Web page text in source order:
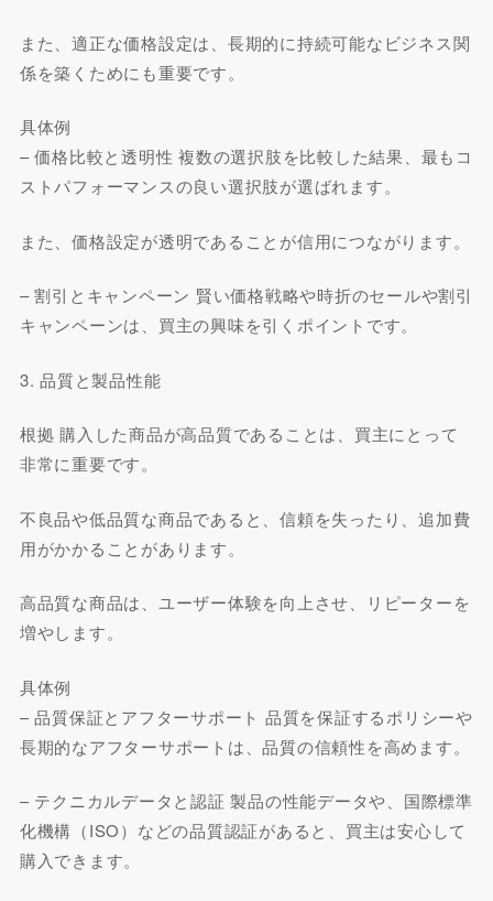
また、適正な価格設定は、長期的に持続可能なビジネス関
係を築くためにも重要です。
具体例
– 価格比較と透明性 複数の選択肢を比較した結果、最もコ
ストパフォーマンスの良い選択肢が選ばれます。
また、価格設定が透明であることが信用につながります。
– 割引とキャンペーン 賢い価格戦略や時折のセールや割引
キャンペーンは、買主の興味を引くポイントです。
3. 品質と製品性能
根拠 購入した商品が高品質であることは、買主にとって
非常に重要です。
不良品や低品質な商品であると、信頼を失ったり、追加費
用がかかることがあります。
高品質な商品は、ユーザー体験を向上させ、リピーターを
増やします。
具体例
– 品質保証とアフターサポート 品質を保証するポリシーや
長期的なアフターサポートは、品質の信頼性を高めます。
– テクニカルデータと認証 製品の性能データや、国際標準
化機構（ISO）などの品質認証があると、買主は安心して
購入できます。